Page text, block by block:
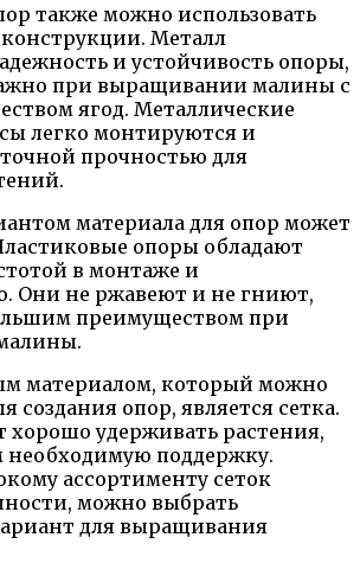
также можно использовать
Металл
и устойчивость опоры,
при выращивании малины с
ягод. Металлические
легко монтируются и
прочностью для
материала для опор может
опоры обладают
в монтаже и
Они не ржавеют и не гниют,
преимуществом при
материалом, который можно
создания опор, является сетка.
хорошо удерживать растения,
необходимую поддержку.
ассортименту сеток
можно выбрать
для выращивания